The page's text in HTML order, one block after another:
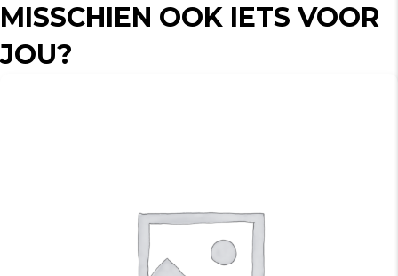
MISSCHIEN OOK IETS VOOR
JOU?